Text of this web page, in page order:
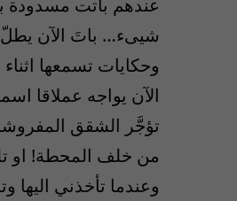
شيىء… باتَ الآن يطلّ
الآن يواجه عملاقا
تؤجَّر الشقق
من خلف المحطة! او
وعندما تأخذني